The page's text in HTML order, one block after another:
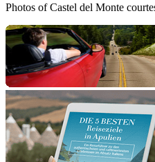
Photos of Castel del Monte